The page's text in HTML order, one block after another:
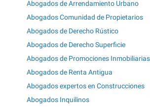
Abogados de Arrendamiento Urbano
Abogados Comunidad de Propietarios
Abogados de Derecho Rústico
Abogados de Derecho Superficie
Abogados de Promociones Inmobiliarias
Abogados de Renta Antigua
Abogados expertos en Construcciones
Abogados Inquilinos